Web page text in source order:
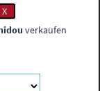
X
verkaufen